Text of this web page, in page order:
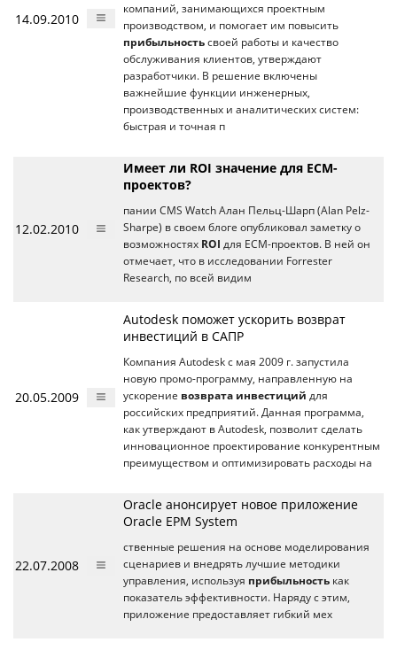
14.09.2010
компаний, занимающихся проектным
производством, и помогает им повысить
прибыльность своей работы и качество
обслуживания клиентов, утверждают
разработчики. В решение включены
важнейшие функции инженерных,
производственных и аналитических систем:
быстрая и точная п
12.02.2010
Имеет ли ROI значение для ECM-
проектов?
пании CMS Watch Алан Пельц-Шарп (Alan Pelz-
Sharpe) в своем блоге опубликовал заметку о
возможностях ROI для ECM-проектов. В ней он
отмечает, что в исследовании Forrester
Research, по всей видим
20.05.2009
Autodesk поможет ускорить возврат
инвестиций в САПР
Компания Autodesk с мая 2009 г. запустила
новую промо-программу, направленную на
ускорение возврата инвестиций для
российских предприятий. Данная программа,
как утверждают в Autodesk, позволит сделать
инновационное проектирование конкурентным
преимуществом и оптимизировать расходы на
22.07.2008
Oracle анонсирует новое приложение
Oracle EPM System
ственные решения на основе моделирования
сценариев и внедрять лучшие методики
управления, используя прибыльность как
показатель эффективности. Наряду с этим,
приложение предоставляет гибкий мех